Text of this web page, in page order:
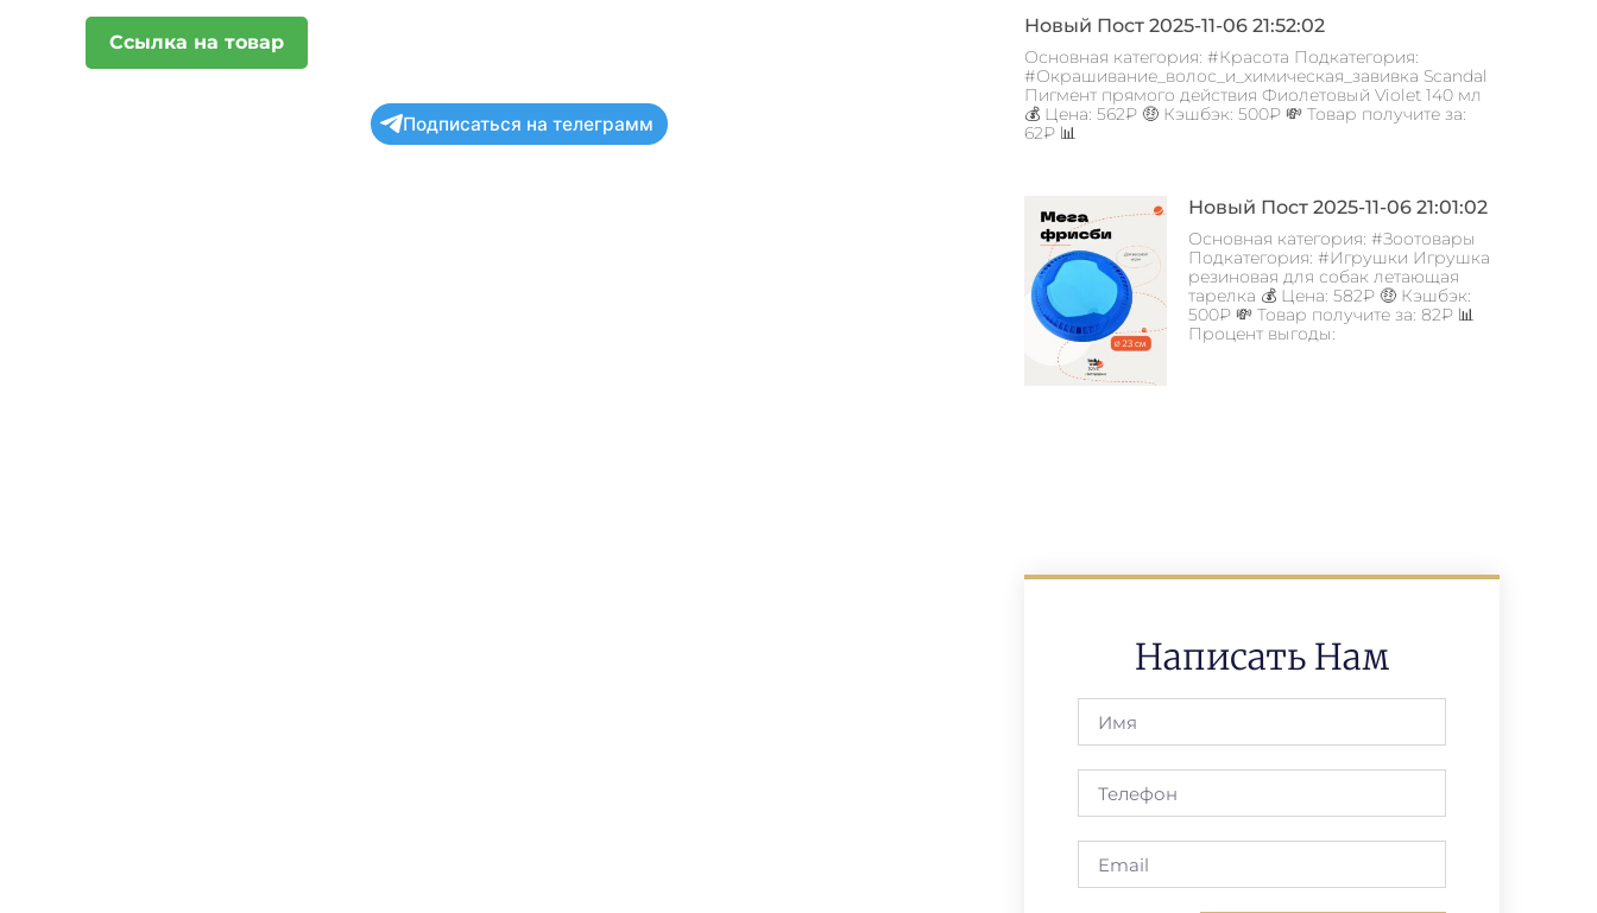
Ссылка на товар
Подписаться на телеграмм
Новый Пост 2025-11-06 21:52:02
Основная категория: #Красота Подкатегория:
#Окрашивание_волос_и_химическая_завивка Scandal
Пигмент прямого действия Фиолетовый Violet 140 мл
💰 Цена: 562₽ 🤑 Кэшбэк: 500₽ 💸 Товар получите за:
62₽ 📊
Новый Пост 2025-11-06 21:01:02
Основная категория: #Зоотовары
Подкатегория: #Игрушки Игрушка
резиновая для собак летающая
тарелка 💰 Цена: 582₽ 🤑 Кэшбэк:
500₽ 💸 Товар получите за: 82₽ 📊
Процент выгоды:
Написать Нам